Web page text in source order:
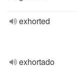
exhorted
exhortado